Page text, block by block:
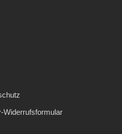
Widerrufsformular